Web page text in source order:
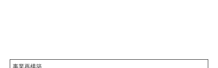
事業再構築